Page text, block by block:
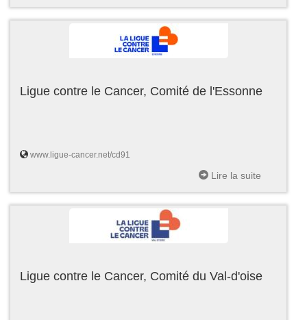
Ligue contre le Cancer, Comité de l'Essonne
www.ligue-cancer.net/cd91
Lire la suite
Ligue contre le Cancer, Comité du Val-d'oise